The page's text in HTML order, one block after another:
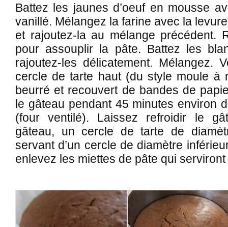
Battez les jaunes d’oeuf en mousse
vanillé. Mélangez la farine avec la
et rajoutez-la au mélange précédent.
pour assouplir la pâte. Battez les
rajoutez-les délicatement. Mélangez.
cercle de tarte haut (du style moule à
beurré et recouvert de bandes de
le gâteau pendant 45 minutes environ
(four ventilé). Laissez refroidir le
gâteau, un cercle de tarte de
servant d’un cercle de diamètre
enlevez les miettes de pâte qui